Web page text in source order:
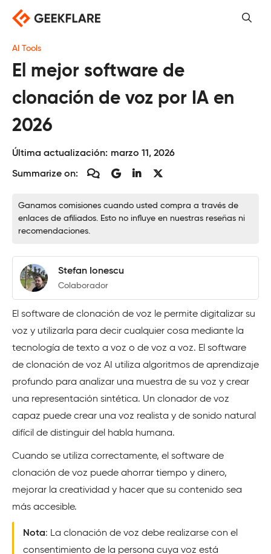
Saltar
contenido
AI Tools
El mejor software de
clonación de voz por IA en
2026
Última actualización: marzo 11, 2026
Summarize on:
Ganamos comisiones cuando usted compra a través de
enlaces de afiliados. Esto no influye en nuestras reseñas ni
recomendaciones.
Stefan Ionescu
Colaborador
El software de clonación de voz le permite digitalizar su
voz y utilizarla para decir cualquier cosa mediante la
tecnología de texto a voz o de voz a voz. El software
de clonación de voz AI utiliza algoritmos de aprendizaje
profundo para analizar una muestra de su voz y crear
una representación sintética. Un clonador de voz
capaz puede crear una voz realista y de sonido natural
difícil de distinguir del habla humana.
Cuando se utiliza correctamente, el software de
clonación de voz puede ahorrar tiempo y dinero,
mejorar la creatividad y hacer que su contenido sea
más accesible.
Nota: La clonación de voz debe realizarse con el
consentimiento de la persona cuya voz está